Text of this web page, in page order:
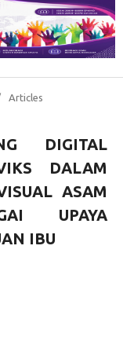
Articles
DIGITAL
DALAM
ASAM
UPAYA
IBU